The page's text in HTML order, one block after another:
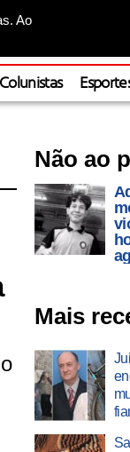
Ao
Colunistas
Não ao
Mais